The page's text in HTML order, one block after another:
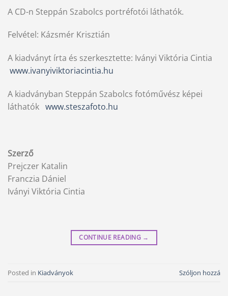
A CD-n Steppán Szabolcs portréfotói láthatók.
Felvétel: Kázsmér Krisztián
A kiadványt írta és szerkesztette: Iványi Viktória Cintia
www.ivanyiviktoriacintia.hu
A kiadványban Steppán Szabolcs fotóművész képei
láthatók www.steszafoto.hu
Szerző
Prejczer Katalin
Franczia Dániel
Iványi Viktória Cintia
CONTINUE READING →
Posted in Kiadványok Szóljon hozzá